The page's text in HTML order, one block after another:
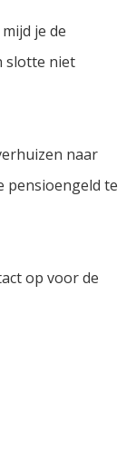
je de
slotte niet
naar
pensioengeld te
op voor de